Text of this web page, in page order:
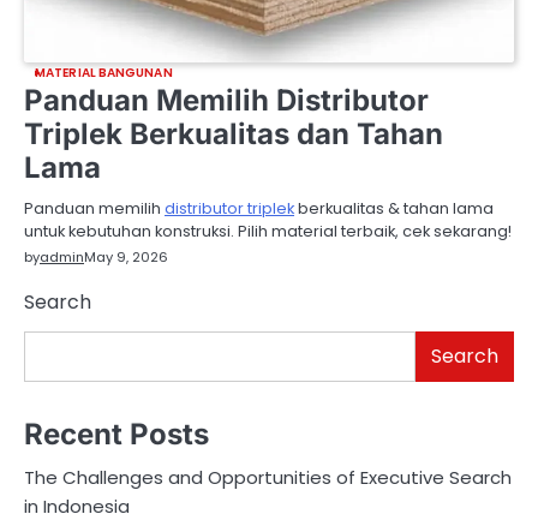
MATERIAL BANGUNAN
Panduan Memilih Distributor
Triplek Berkualitas dan Tahan
Lama
Panduan memilih distributor triplekberkualitas & tahan lama
untuk kebutuhan konstruksi. Pilih material terbaik, cek sekarang!
byadminMay 9, 2026
Search
Search
Recent Posts
The Challenges and Opportunities of Executive Search
in Indonesia